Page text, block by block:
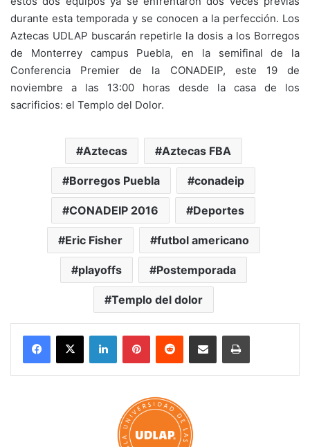
durante esta temporada y se conocen a la perfección. Los
Aztecas UDLAP buscarán repetirle la dosis a los Borregos
de Monterrey campus Puebla, en la semifinal de la
Conferencia Premier de la CONADEIP, este 19 de
noviembre a las 13:00 horas desde la casa de los
sacrificios: el Templo del Dolor.
Aztecas Aztecas FBA
Borregos Puebla conadeip
CONADEIP 2016 Deportes
Eric Fisher futbol americano
playoffs Postemporada
Templo del dolor
LinkedInPinterestReddit Share via Email Print